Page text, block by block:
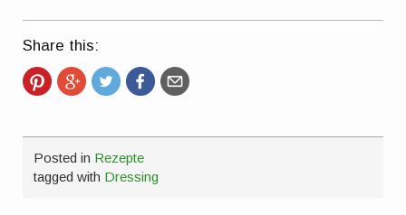
Share this:
Posted in Rezepte
tagged with Dressing